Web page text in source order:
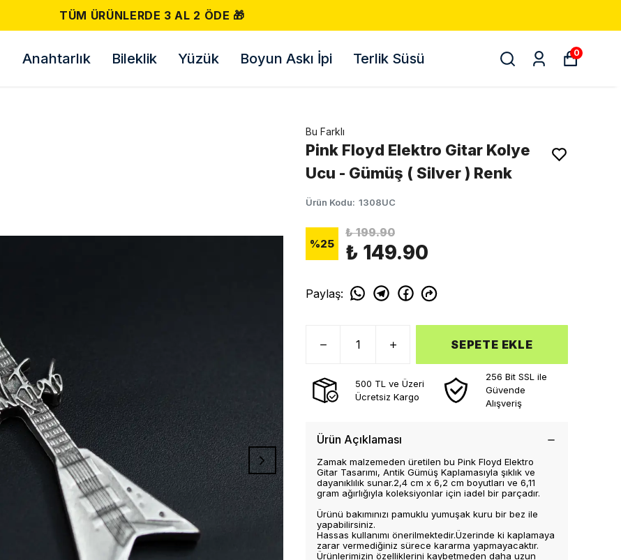
500 TL VE ÜZERI ÜCRETSIZ KARGO! 📦
Anahtarlık Bileklik Yüzük Boyun Askı İpi Terlik Süsü 0
Bu Farklı
Pink Floyd Elektro Gitar Kolye
Ucu - Gümüş ( Silver ) Renk
Ürün Kodu: 1308UC
%25
₺ 199.90
₺ 149.90
Paylaş:
SEPETE EKLE
500 TL ve Üzeri
Ücretsiz Kargo
256 Bit SSL ile
Güvende
Alışveriş
Ürün Açıklaması
Zamak malzemeden üretilen bu Pink Floyd Elektro
Gitar Tasarımı, Antik Gümüş Kaplamasıyla şıklık ve
dayanıklılık sunar.2,4 cm x 6,2 cm boyutları ve 6,11
gram ağırlığıyla koleksiyonlar için iadel bir parçadır.
Ürünü bakımınızı pamuklu yumuşak kuru bir bez ile
yapabilirsiniz.
Hassas kullanımı önerilmektedir.Üzerinde ki kaplamaya
zarar vermediğiniz sürece kararma yapmayacaktır.
Ürünlerimizin özelliklerini kaybetmeden daha uzun